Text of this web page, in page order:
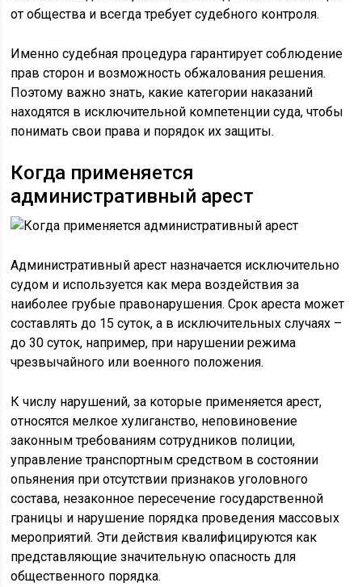
от общества и всегда требует судебного контроля.
Именно судебная процедура гарантирует соблюдение
прав сторон и возможность обжалования решения.
Поэтому важно знать, какие категории наказаний
находятся в исключительной компетенции суда, чтобы
понимать свои права и порядок их защиты.
Когда применяется
административный арест
Административный арест назначается исключительно
судом и используется как мера воздействия за
наиболее грубые правонарушения. Срок ареста может
составлять до 15 суток, а в исключительных случаях –
до 30 суток, например, при нарушении режима
чрезвычайного или военного положения.
К числу нарушений, за которые применяется арест,
относятся мелкое хулиганство, неповиновение
законным требованиям сотрудников полиции,
управление транспортным средством в состоянии
опьянения при отсутствии признаков уголовного
состава, незаконное пересечение государственной
границы и нарушение порядка проведения массовых
мероприятий. Эти действия квалифицируются как
представляющие значительную опасность для
общественного порядка.